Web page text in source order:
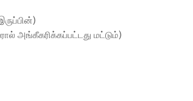
அங்கீகரிக்கப்பட்டது மட்டும்)